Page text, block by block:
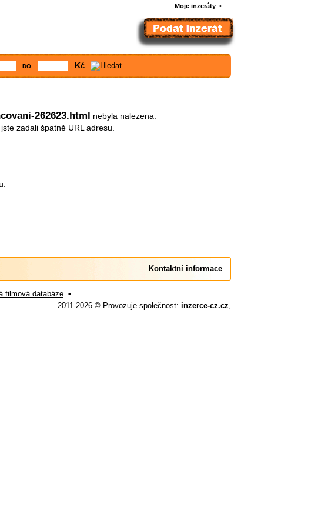
Moje inzeráty•
do Kč
262623.html nebyla nalezena.
zadali špatně URL adresu.
Kontaktní informace
•
2011-2026 © Provozuje společnost: inzerce-cz.cz,